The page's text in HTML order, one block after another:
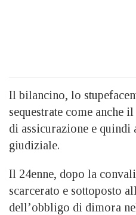
Il bilancino, lo
sequestrate come anche
di assicurazione e
giudiziale.
Il 24enne, dopo la
scarcerato e sottoposto
dell’obbligo di dimora